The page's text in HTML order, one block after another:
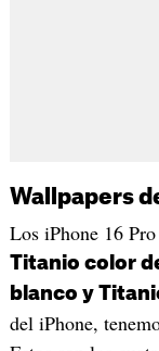
Wallpapers
Los iPhone 16
Titanio color
blanco y
del iPhone,